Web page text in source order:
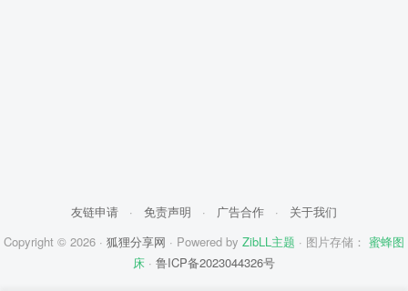
友链申请 · 免责声明 · 广告合作 ·
关于我们
Copyright © 2026 · 狐狸分享网 · Powered by ZibLL主题 · 图片存储： 蜜蜂图
床 · 鲁ICP备2023044326号